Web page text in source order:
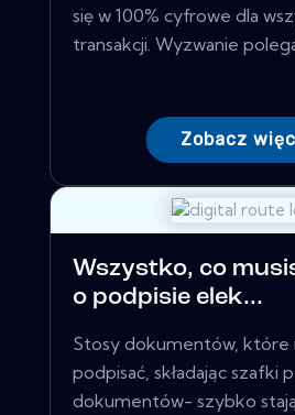
się w 100% cyfrowe dla
transakcji. Wyzwanie
Zobacz
Wszystko, co
o podpisie elek...
Stosy dokumentów, które
podpisać, składając szafki
dokumentów- szybko